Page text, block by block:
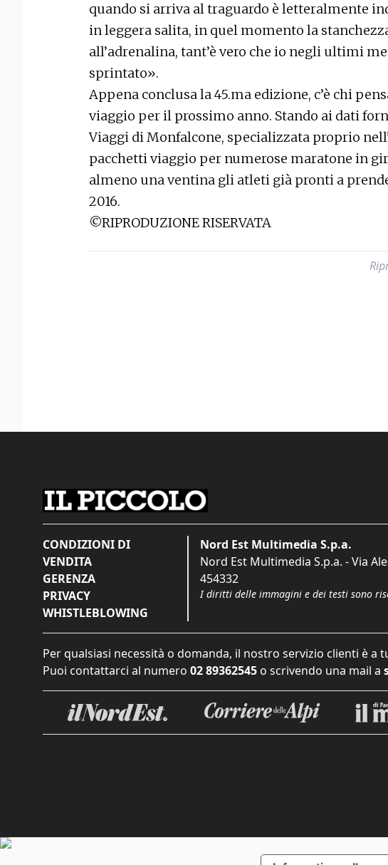
quando si arriva al traguardo è letteralmente
in leggera salita, in quel momento la
all’adrenalina, tant’è vero che io negli ultimi
sprintato».
Appena conclusa la 45.ma edizione, c’è chi
viaggio per il prossimo anno. Stando ai dati
Viaggi di Monfalcone, specializzata proprio
pacchetti viaggio per numerose maratone in
almeno una ventina gli atleti già pronti a
2016.
©RIPRODUZIONE RISERVATA
CONDIZIONI DI
VENDITA
GERENZA
PRIVACY
WHISTLEBLOWING
Nord Est Multimedia S.p.a.
Nord Est Multimedia S.p.a. - Via
454332
I diritti delle immagini e dei testi sono
Per qualsiasi necessità o domanda, il nostro servizio clienti è a
Puoi contattarci al numero 02 89362545 o scrivendo una mail a